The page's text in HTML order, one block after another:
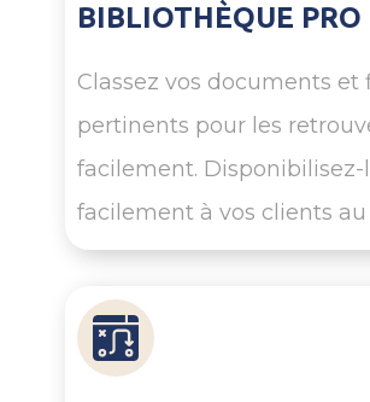
BIBLIOTHÈQUE PRO
Classez vos documents et
pertinents pour les
facilement. Disponibilisez-
facilement à vos clients au